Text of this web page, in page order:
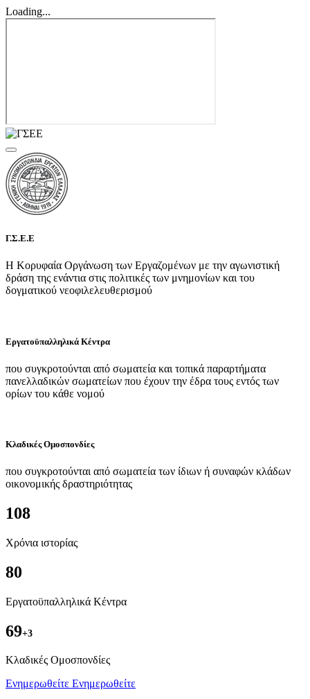
Loading...
Γ.Σ.Ε.Ε
Η Κορυφαία Οργάνωση των Εργαζομένων με την αγωνιστική
δράση της ενάντια στις πολιτικές των μνημονίων και του
δογματικού νεοφιλελευθερισμού
Εργατοϋπαλληλικά Κέντρα
που συγκροτούνται από σωματεία και τοπικά παραρτήματα
πανελλαδικών σωματείων που έχουν την έδρα τους εντός των
ορίων του κάθε νομού
Κλαδικές Ομοσπονδίες
που συγκροτούνται από σωματεία των ίδιων ή συναφών κλάδων
οικονομικής δραστηριότητας
108
Χρόνια ιστορίας
80
Εργατοϋπαλληλικά Κέντρα
69+3
Kλαδικές Ομοσπονδίες
Ενημερωθείτε Ενημερωθείτε